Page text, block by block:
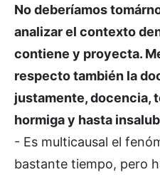
No deberíamos
analizar el contexto
contiene y proyecta.
respecto también la
justamente, docencia,
hormiga y hasta
- Es multicausal el
bastante tiempo, pero